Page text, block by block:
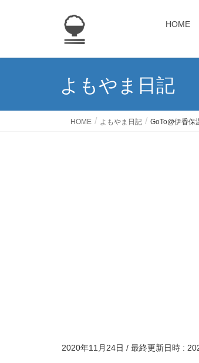
HOME
よもやま日記
HOME よもやま日記 GoTo@伊香
2020年11月24日 / 最終更新日時 :